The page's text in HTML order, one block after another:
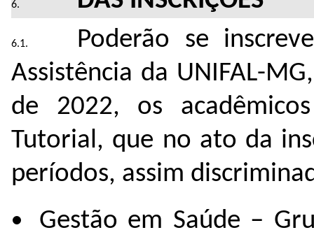
Poderão se
Assistência da UNIFAL-
de 2022, os
Tutorial, que no ato da
períodos, assim
Gestão em Saúde –